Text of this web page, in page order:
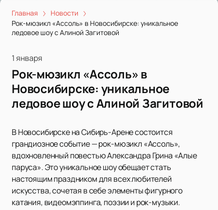
Главная
Новости
Рок-мюзикл «Ассоль» в Новосибирске: уникальное
ледовое шоу с Алиной Загитовой
1 января
Рок-мюзикл «Ассоль» в
Новосибирске: уникальное
ледовое шоу с Алиной Загитовой
В Новосибирске на Сибирь-Арене состоится
грандиозное событие — рок-мюзикл «Ассоль»,
вдохновленный повестью Александра Грина «Алые
паруса». Это уникальное шоу обещает стать
настоящим праздником для всех любителей
искусства, сочетая в себе элементы фигурного
катания, видеомэппинга, поэзии и рок-музыки.